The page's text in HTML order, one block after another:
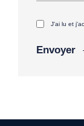
J'ai lu et